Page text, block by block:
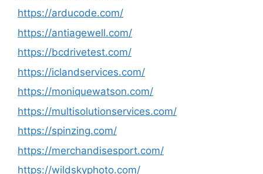
https://arducode.com/
https://antiagewell.com/
https://bcdrivetest.com/
https://iclandservices.com/
https://moniquewatson.com/
https://multisolutionservices.com/
https://spinzing.com/
https://merchandisesport.com/
https://wildskyphoto.com/